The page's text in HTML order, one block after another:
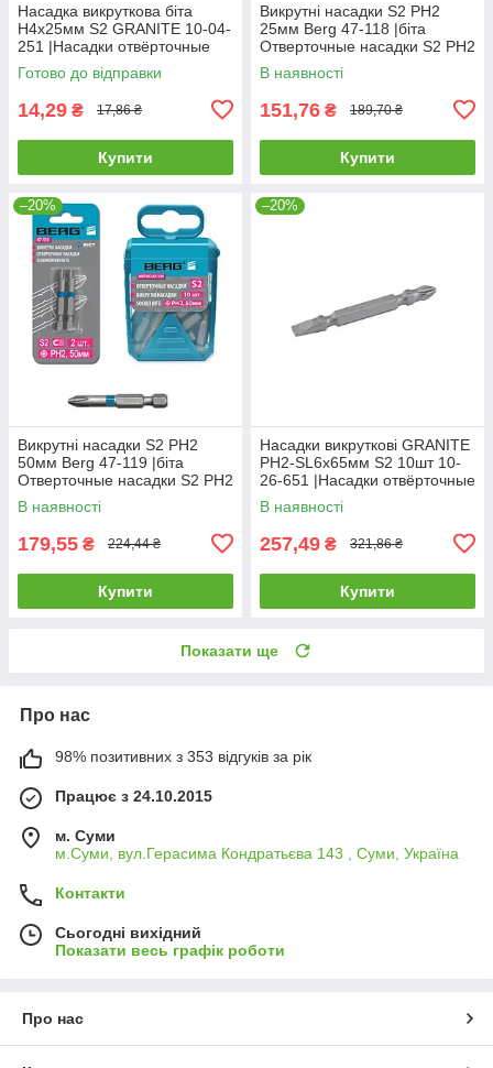
Насадка викруткова біта
H4х25мм S2 GRANITE 10-04-
251 |Насадки отвёрточные
GRANITE H4х25мм S2 10шт
10-04-251
Готово до відправки
14,29 ₴ 17,86 ₴
Купити
Викрутні насадки S2 PH2
25мм Berg 47-118 |біта
Отверточные насадки S2 PH2
25мм Berg
В наявності
151,76 ₴ 189,70 ₴
Купити
–20%
Викрутні насадки S2 PH2
50мм Berg 47-119 |біта
Отверточные насадки S2 PH2
50мм Berg
В наявності
179,55 ₴ 224,44 ₴
Купити
–20%
Насадки викруткові GRANITE
РН2-SL6х65мм S2 10шт 10-
26-651 |Насадки отвёрточные
GRANITE РН2-SL6х65мм S2
10шт 10-26-651
В наявності
257,49 ₴ 321,86 ₴
Купити
Показати ще
Про нас
98% позитивних з 353 відгуків за рік
Працює з 24.10.2015
м. Суми
м.Суми, вул.Герасима Кондратьєва 143 , Суми, Україна
Контакти
Сьогодні вихідний
Показати весь графік роботи
Про нас